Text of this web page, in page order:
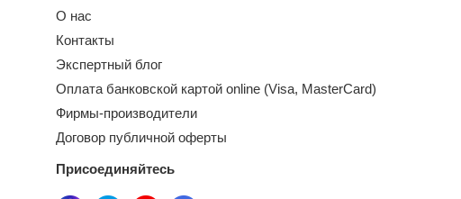
О нас
Контакты
Экспертный блог
Оплата банковской картой online (Visa, MasterCard)
Фирмы-производители
Договор публичной оферты
Присоединяйтесь